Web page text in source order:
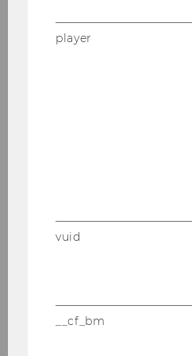
ON­LINE AP­P­LI­CA­TI­ON TOOL
(avail­able du­ring the
Bewerbung und
Aufnahme- und
Zulassungsfristen für die
player
vuid
__cf_bm